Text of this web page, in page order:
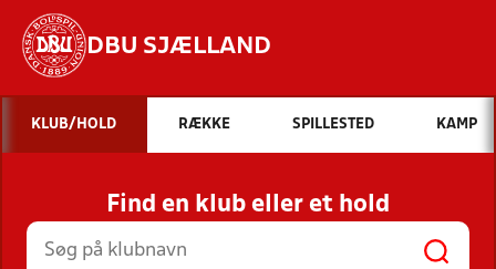
DBU SJÆLLAND
Hvad vil du søge efter?
INDHOLD OG NYHEDER
STILLINGER, RESULTATER, KLUBBER OG
HOLD
KLUB/HOLD RÆKKE SPILLESTED KAMP
Find en klub eller et hold